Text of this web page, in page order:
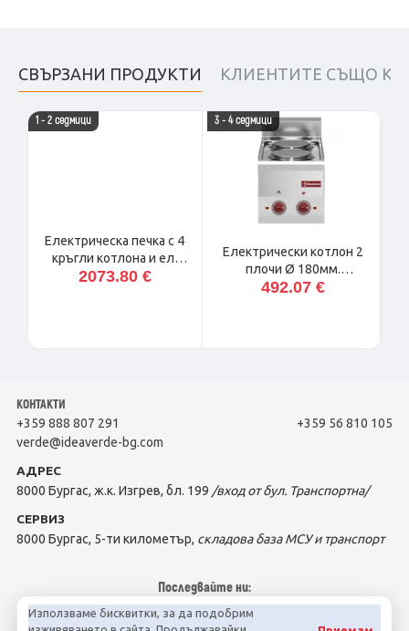
Използваме бисквитки, за да подобрим
СВЪРЗАНИ ПРОДУКТИ КЛИЕНТИТЕ СЪЩО
1 - 2 седмици
Електрическа печка с 4
кръгли котлона и ел.
фурна E60/4PFV6-N
2073.80 €
3 - 4 седмици
Електрически котлон 2
плочи Ø 180мм.
E60/2P3T
492.07 €
КОНТАКТИ
+359 888 807 291
+359 56 810 105
verde@ideaverde-bg.com
АДРЕС
8000 Бургас, ж.к. Изгрев, бл. 199 /вход от бул. Транспортна/
СЕРВИЗ
8000 Бургас, 5-ти километър, складова база МСУ и транспорт
Последвайте ни: